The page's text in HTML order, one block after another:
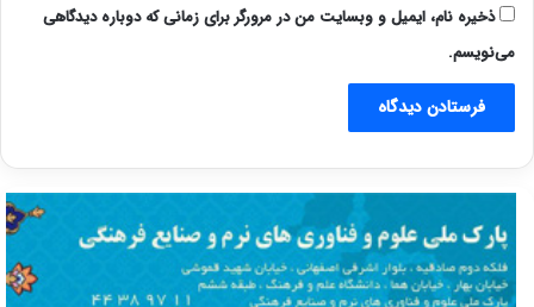
ذخیره نام، ایمیل و وبسایت من در مرورگر برای زمانی که دوباره دیدگاهی
می‌نویسم.